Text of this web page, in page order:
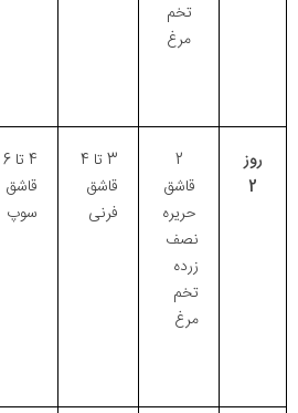
تخم
مرغ
روز
2
2
قاشق
حریره
نصف
زرده
تخم
مرغ
3 تا 4
قاشق
فرنی
4 تا 6
قاشق
سوپ